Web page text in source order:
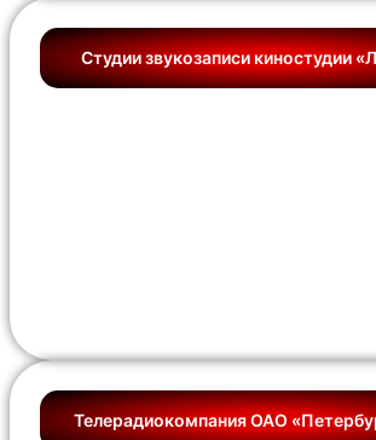
Студии звукозаписи киностудии
Телерадиокомпания ОАО